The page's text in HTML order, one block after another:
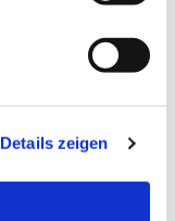
Details zeigen